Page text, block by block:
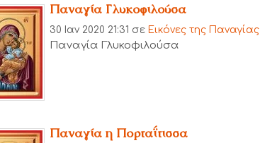
Παναγία Γλυκοφιλούσα
30 Ιαν 2020 21:31 σε Εικόνες της Παναγίας
Παναγία Γλυκοφιλούσα
Παναγία η Πορταΐτισσα